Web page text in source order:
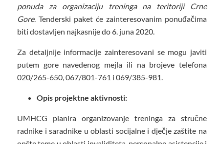
ponuda za organizaciju treninga na teritoriji Crne
Gore. Tenderski paket će zainteresovanim ponuđačima
biti dostavljen najkasnije do 6. juna 2020.
Za detaljnije informacije zainteresovani se mogu javiti
putem gore navedenog mejla ili na brojeve telefona
020/265-650, 067/801-761 i 069/385-981.
Opis projektne aktivnosti:
UMHCG planira organizovanje treninga za stručne
radnike i saradnike u oblasti socijalne i dječje zaštite na